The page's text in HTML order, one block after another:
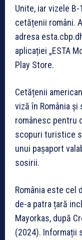
Unite, iar vizele
cetățenii români.
adresa
aplicației „ESTA
Play Store.
Cetățenii
viză în România
românesc pentru
scopuri turistice
unui pașaport
sosirii.
România este cel
de-a patra țară
Mayorkas, după
(2024). Informații